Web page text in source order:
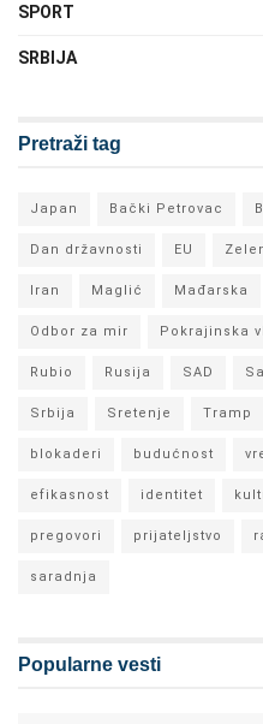
SPORT
SRBIJA
Pretraži tag
Japan Bački Petrovac
Dan državnosti EU
Iran Maglić Mađarska
Odbor za mir Pokrajinska
Rubio Rusija SAD
Srbija Sretenje Tramp
blokaderi budućnost
efikasnost identitet
pregovori prijateljstvo
saradnja
Popularne vesti